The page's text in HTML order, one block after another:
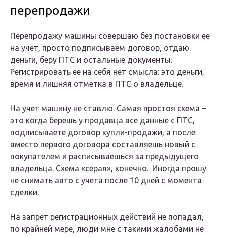
перепродажи
Перепродажу машины совершаю без постановки ее
на учет, просто подписываем договор, отдаю
деньги, беру ПТС и остальные документы.
Регистрировать ее на себя нет смысла: это деньги,
время и лишняя отметка в ПТС о владельце.
На учет машину не ставлю. Самая простоя схема –
это когда берешь у продавца все данные с ПТС,
подписываете договор купли-продажи, а после
вместо первого договора составляешь новый с
покупателем и расписываешься за предыдущего
владельца. Схема «серая», конечно. Иногда прошу
не снимать авто с учета после 10 дней с момента
сделки.
На запрет регистрационных действий не попадал,
по крайней мере, люди мне с такими жалобами не